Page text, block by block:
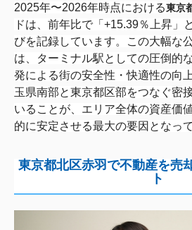
2025年〜2026年時点における東京
ドは、前年比で「+15.39％上昇」
びを記録しています。
この大幅な
は、
ターミナル駅としての圧倒的
発による街の安全性・快適性の向
玉県南部と東京都区部をつなぐ密
いること が、エリア全体の資産価
的に安定させる最大の要因となっ
東京都北区赤羽で不動産を売
ト